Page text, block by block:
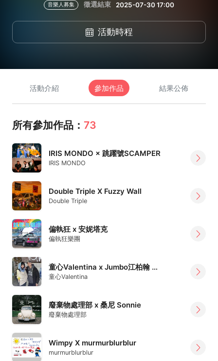
音樂人募集 徵選結束 2025-07-30 17:00
活動時程
活動介紹 參加作品 結果公佈
所有參加作品： 73
IRIS MONDO × 跳躍號SCAMPER
IRIS MONDO
Double Triple X Fuzzy Wall
Double Triple
偏執狂 x 安妮塔克
偏執狂樂團
童心Valentina x Jumbo江柏翰 枕頭棉被大車隊
童心Valentina
廢棄物處理部 x 桑尼 Sonnie
廢棄物處理部
Wimpy X murmurblurblur
murmurblurblur